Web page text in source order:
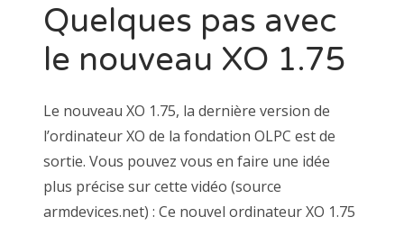
Quelques pas avec
le nouveau XO 1.75
Le nouveau XO 1.75, la dernière version de
l’ordinateur XO de la fondation OLPC est de
sortie. Vous pouvez vous en faire une idée
plus précise sur cette vidéo (source
armdevices.net) : Ce nouvel ordinateur XO 1.75